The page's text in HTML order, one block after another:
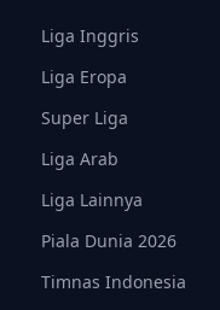
Liga Inggris
Liga Eropa
Super Liga
Liga Arab
Liga Lainnya
Piala Dunia 2026
Timnas Indonesia